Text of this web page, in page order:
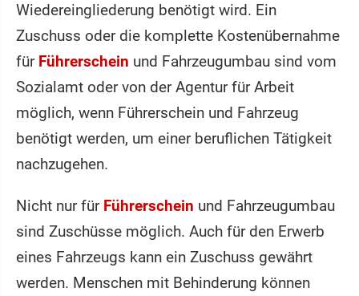
Wiedereingliederung benötigt wird. Ein
Zuschuss oder die komplette Kostenübernahme
für Führerschein und Fahrzeugumbau sind vom
Sozialamt oder von der Agentur für Arbeit
möglich, wenn Führerschein und Fahrzeug
benötigt werden, um einer beruflichen Tätigkeit
nachzugehen.
Nicht nur für Führerschein und Fahrzeugumbau
sind Zuschüsse möglich. Auch für den Erwerb
eines Fahrzeugs kann ein Zuschuss gewährt
werden. Menschen mit Behinderung können